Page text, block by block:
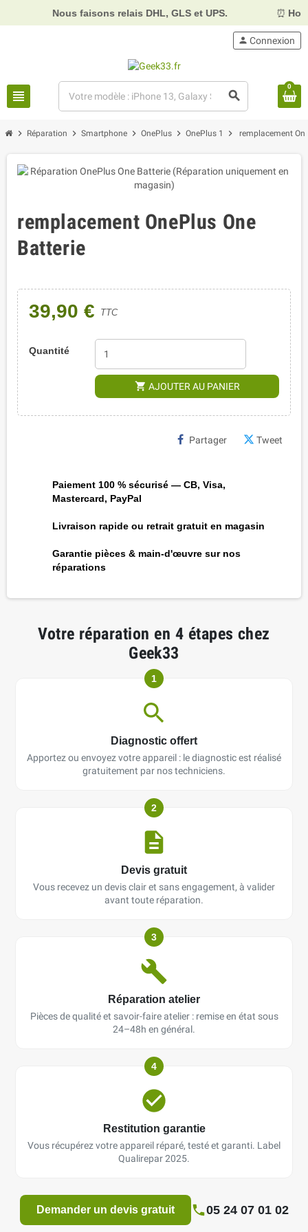
Nous faisons relais DHL, GLS et UPS. Horaires :
view_headline search
person Connexion
0
chevron_right Réparation chevron_right Smartphone chevron_right OnePlus chevron_right OnePlus 1 chevron_right remplacement
remplacement OnePlus One
Batterie
39,90 € TTC
Quantité
shopping_cart AJOUTER AU PANIER
Partager Tweet
Paiement 100 % sécurisé — CB, Visa,
Mastercard, PayPal
Livraison rapide ou retrait gratuit en magasin
Garantie pièces & main-d'œuvre sur nos
réparations
Votre réparation en 4 étapes chez
Geek33
1
Diagnostic offert
Apportez ou envoyez votre appareil : le diagnostic est réalisé
gratuitement par nos techniciens.
2
Devis gratuit
Vous recevez un devis clair et sans engagement, à valider
avant toute réparation.
3
Réparation atelier
Pièces de qualité et savoir-faire atelier : remise en état sous
24–48h en général.
4
Restitution garantie
Vous récupérez votre appareil réparé, testé et garanti. Label
Qualirepar 2025.
Demander un devis gratuit 05 24 07 01 02